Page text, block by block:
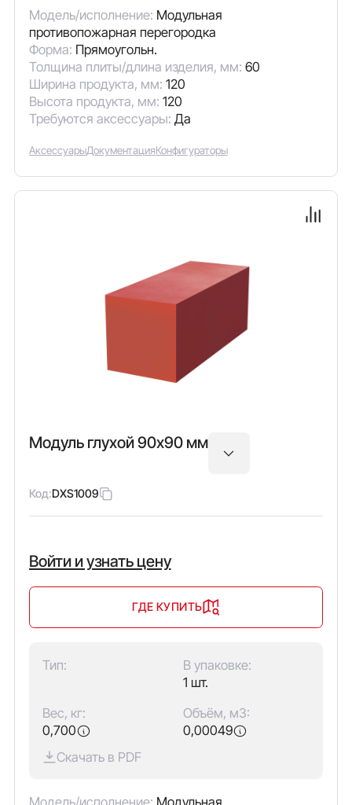
Модель/исполнение: Модульная
противопожарная перегородка
Форма: Прямоугольн.
Толщина плиты/длина изделия, мм: 60
Ширина продукта, мм: 120
Высота продукта, мм: 120
Требуются аксессуары: Да
АксессуарыДокументацияКонфигураторы
Модуль глухой 90х90 мм
Код:DXS1009
Войти и узнать цену
ГДЕ КУПИТЬ
Тип:
В упаковке:
1 шт.
Вес, кг:
0,700
Объём, м3:
0,00049
Скачать в PDF